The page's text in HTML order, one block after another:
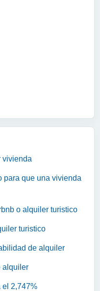
vivienda
para que una vivienda
o alquiler turistico
turistico
de alquiler
alquiler
el 2,747%